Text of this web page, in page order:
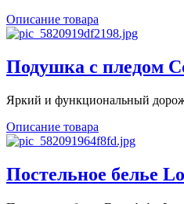
Описание товара
Подушка с пледом
Яркий и функциональный
Описание товара
Постельное белье